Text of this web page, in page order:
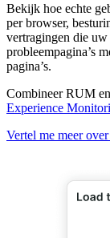
Bekijk hoe echte
per browser,
vertragingen die
probleempagina’s
pagina’s.
Combineer RUM
Experience
Vertel me meer